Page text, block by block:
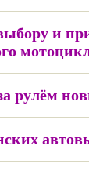
и
рулём